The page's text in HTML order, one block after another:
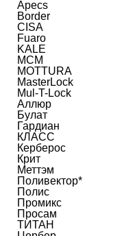
Apecs
Border
CISA
Fuaro
KALE
MCM
MOTTURA
MasterLock
Mul-T-Lock
Аллюр
Булат
Гардиан
КЛАСС
Керберос
Крит
Меттэм
Поливектор*
Полис
Промикс
Просам
ТИТАН